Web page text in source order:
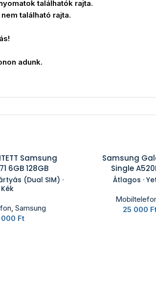
találhatók rajta.
található rajta.
adunk.
Samsung
6GB 128GB
(Dual SIM) ·
Kék
, Samsung
Ft
Samsung
Single
Átlagos ·
25 000